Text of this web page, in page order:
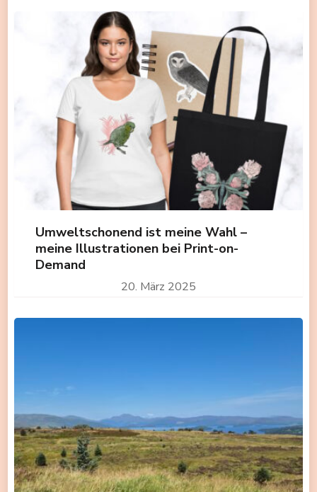
Umweltschonend ist meine Wahl –
meine Illustrationen bei Print-on-
Demand
20. März 2025